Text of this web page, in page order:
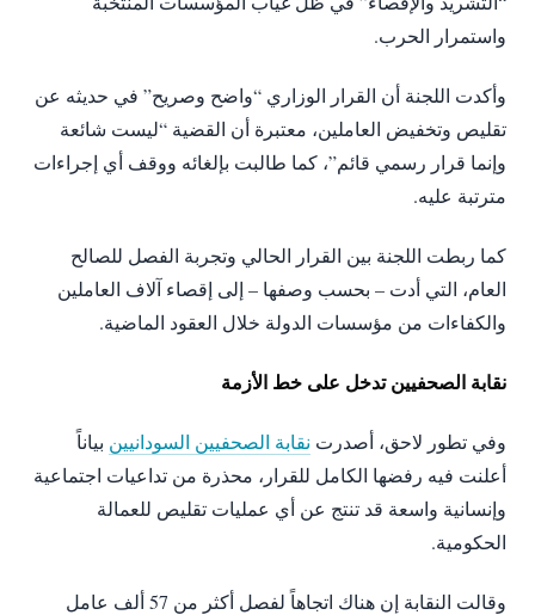
واستمرار الحرب.
وأكدت اللجنة أن القرار الوزاري “واضح وصريح” في حديثه عن
تقليص وتخفيض العاملين، معتبرة أن القضية “ليست شائعة
وإنما قرار رسمي قائم”، كما طالبت بإلغائه ووقف أي إجراءات
مترتبة عليه.
كما ربطت اللجنة بين القرار الحالي وتجربة الفصل للصالح
العام، التي أدت – بحسب وصفها – إلى إقصاء آلاف العاملين
والكفاءات من مؤسسات الدولة خلال العقود الماضية.
نقابة الصحفيين تدخل على خط الأزمة
وفي تطور لاحق، أصدرت نقابة الصحفيين السودانيين بياناً
أعلنت فيه رفضها الكامل للقرار، محذرة من تداعيات اجتماعية
وإنسانية واسعة قد تنتج عن أي عمليات تقليص للعمالة
الحكومية.
وقالت النقابة إن هناك اتجاهاً لفصل أكثر من 57 ألف عامل